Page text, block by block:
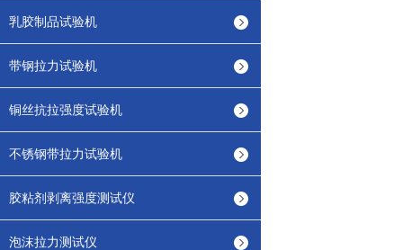
乳胶制品试验机
带钢拉力试验机
铜丝抗拉强度试验机
不锈钢带拉力试验机
胶粘剂剥离强度测试仪
泡沫拉力测试仪